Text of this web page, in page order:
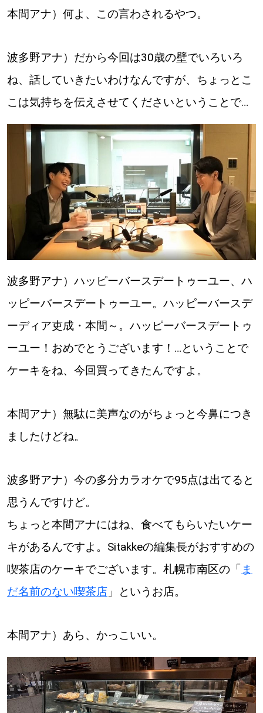
本間アナ）何よ、この言わされるやつ。
波多野アナ）だから今回は30歳の壁でいろいろ
ね、話していきたいわけなんですが、ちょっとこ
こは気持ちを伝えさせてくださいということで…
波多野アナ）ハッピーバースデートゥーユー、ハ
ッピーバースデートゥーユー。ハッピーバースデ
ーディア吏成・本間～。ハッピーバースデートゥ
ーユー！おめでとうございます！…ということで
ケーキをね、今回買ってきたんですよ。
本間アナ）無駄に美声なのがちょっと今鼻につき
ましたけどね。
波多野アナ）今の多分カラオケで95点は出てると
思うんですけど。
ちょっと本間アナにはね、食べてもらいたいケー
キがあるんですよ。Sitakkeの編集長がおすすめの
喫茶店のケーキでございます。札幌市南区の「 ま
だ名前のない喫茶店」というお店。
本間アナ）あら、かっこいい。